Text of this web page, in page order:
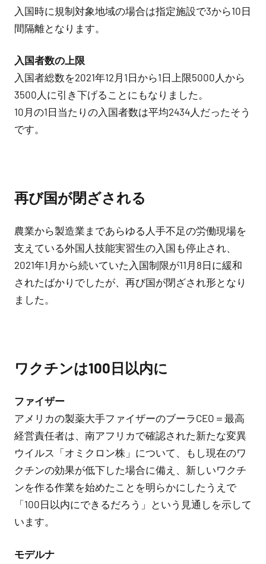
入国時に規制対象地域の場合は指定施設で3から10日
間隔離となります。
入国者数の上限
入国者総数を2021年12月1日から1日上限5000人から
3500人に引き下げることにもなりました。
10月の1日当たりの入国者数は平均2434人だったそう
です。
再び国が閉ざされる
農業から製造業まであらゆる人手不足の労働現場を
支えている外国人技能実習生の入国も停止され、
2021年1月から続いていた入国制限が11月8日に緩和
されたばかりでしたが、再び国が閉ざされ形となり
ました。
ワクチンは100日以内に
ファイザー
アメリカの製薬大手ファイザーのブーラCEO＝最高
経営責任者は、南アフリカで確認された新たな変異
ウイルス「オミクロン株」について、もし現在のワ
クチンの効果が低下した場合に備え、新しいワクチ
ンを作る作業を始めたことを明らかにしたうえで
「100日以内にできるだろう」という見通しを示して
います。
モデルナ